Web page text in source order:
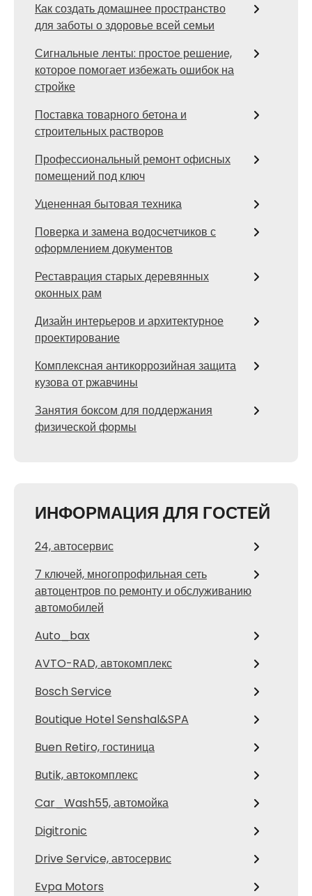
Как создать домашнее пространство
для заботы о здоровье всей семьи
Сигнальные ленты: простое решение,
которое помогает избежать ошибок на
стройке
Поставка товарного бетона и
строительных растворов
Профессиональный ремонт офисных
помещений под ключ
Уцененная бытовая техника
Поверка и замена водосчетчиков с
оформлением документов
Реставрация старых деревянных
оконных рам
Дизайн интерьеров и архитектурное
проектирование
Комплексная антикоррозийная защита
кузова от ржавчины
Занятия боксом для поддержания
физической формы
ИНФОРМАЦИЯ ДЛЯ ГОСТЕЙ
24, автосервис
7 ключей, многопрофильная сеть
автоцентров по ремонту и обслуживанию
автомобилей
Auto_bax
AVTO-RAD, автокомплекс
Bosch Service
Boutique Hotel Senshal&SPA
Buen Retiro, гостиница
Butik, автокомплекс
Car_Wash55, автомойка
Digitronic
Drive Service, автосервис
Evpa Motors